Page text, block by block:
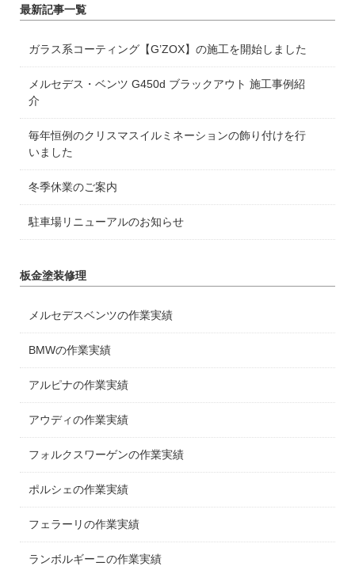
最新記事一覧
ガラス系コーティング【G’ZOX】の施工を開始しました
メルセデス・ベンツ G450d ブラックアウト 施工事例紹
介
毎年恒例のクリスマスイルミネーションの飾り付けを行
いました
冬季休業のご案内
駐車場リニューアルのお知らせ
板金塗装修理
メルセデスベンツの作業実績
BMWの作業実績
アルピナの作業実績
アウディの作業実績
フォルクスワーゲンの作業実績
ポルシェの作業実績
フェラーリの作業実績
ランボルギーニの作業実績